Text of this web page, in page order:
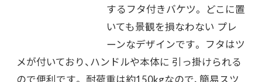
するフタ付きバケツ。 どこに置
いても景観を損なわない プレ
ーンなデザインです。 フタはツ
メが付いており、ハンドルや本体に 引っ掛けられる